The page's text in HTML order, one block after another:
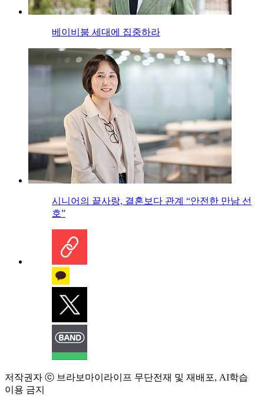
베이비붐 세대에 집중하라
시니어의 끝사랑, 결혼보다 관계 “안전한 만남 선
호”
저작권자 ⓒ 브라보마이라이프 무단전재 및 재배포, AI학습
이용 금지